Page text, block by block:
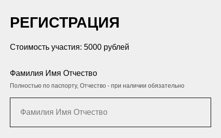
РЕГИСТРАЦИЯ
Стоимость участия: 5000 рублей
Фамилия Имя Отчество
Полностью по паспорту, Отчество - при наличии обязательно